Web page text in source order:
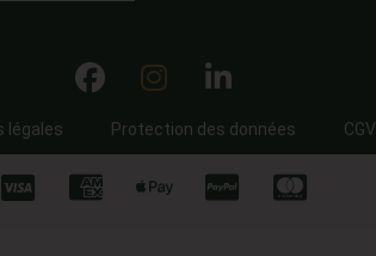
légales Protection des données CGV